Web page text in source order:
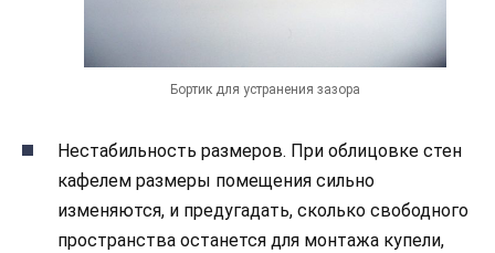
Бортик для устранения зазора
Нестабильность размеров. При облицовке стен
кафелем размеры помещения сильно
изменяются, и предугадать, сколько свободного
пространства останется для монтажа купели,